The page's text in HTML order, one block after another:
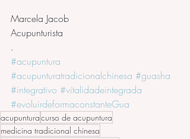
Marcela Jacob
Acupunturista
.
#acupuntura
#acupunturatradicionalchinesa #guasha
#integrativo #vitalidadeintegrada
#evoluirdeformaconstanteGua
acupunturacurso de acupuntura
medicina tradicional chinesa